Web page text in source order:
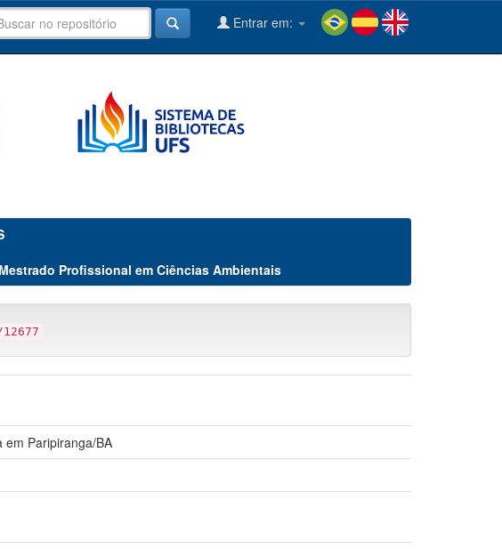
Entrar em:
Mestrado Profissional em Ciências Ambientais
em Paripiranga/BA